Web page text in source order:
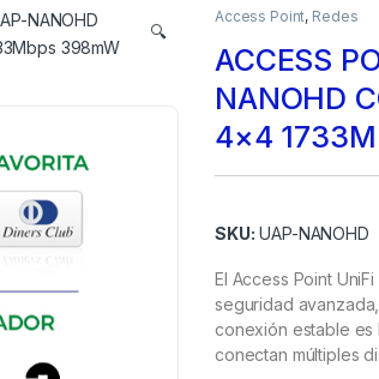
🔍
Access Point, Redes
ACCESS
NANOHD
4×4
SKU: UAP-NANOHD
El Access Point
seguridad
conexión estable es
conectan múltiples